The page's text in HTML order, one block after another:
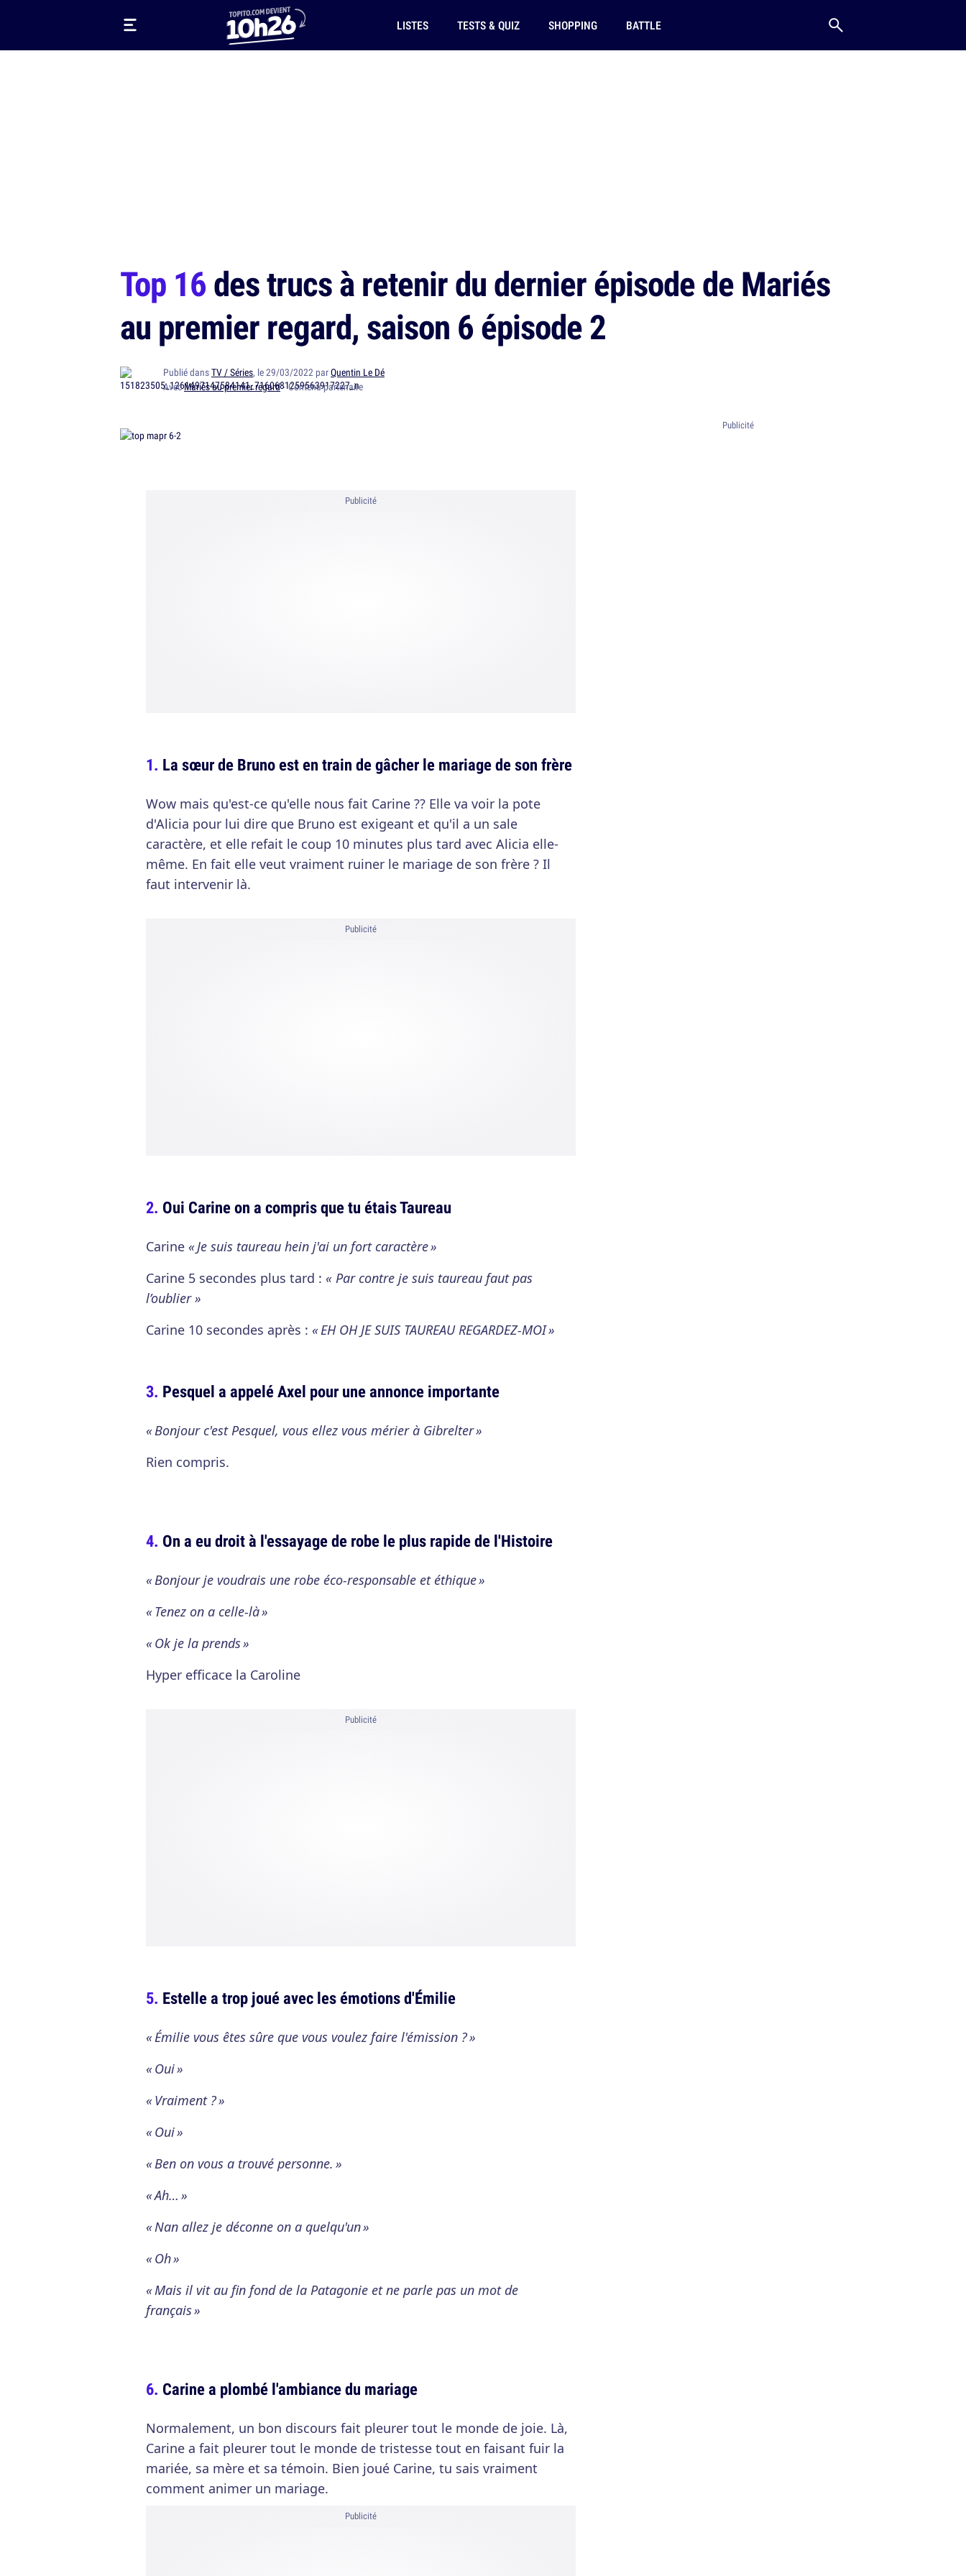
LISTES TESTS & QUIZ SHOPPING BATTLE
Top 16des trucs à retenir du dernier épisode de Mariés
au premier regard, saison 6 épisode 2
Publié dansTV / Séries, le 29/03/2022 parQuentin Le Dé
AvecMariés au premier regard· Contenu partenaire
Publicité
La sœur de Bruno est en train de gâcher le mariage de son frère
Wow mais qu'est-ce qu'elle nous fait Carine ?? Elle va voir la pote
d'Alicia pour lui dire que Bruno est exigeant et qu'il a un sale
caractère, et elle refait le coup 10 minutes plus tard avec Alicia elle-
même. En fait elle veut vraiment ruiner le mariage de son frère ? Il
faut intervenir là.
Publicité
Oui Carine on a compris que tu étais Taureau
Carine « Je suis taureau hein j'ai un fort caractère »
Carine 5 secondes plus tard : « Par contre je suis taureau faut pas
l’oublier »
Carine 10 secondes après : « EH OH JE SUIS TAUREAU REGARDEZ-MOI »
Pesquel a appelé Axel pour une annonce importante
« Bonjour c'est Pesquel, vous ellez vous mérier à Gibrelter »
Rien compris.
On a eu droit à l'essayage de robe le plus rapide de l'Histoire
« Bonjour je voudrais une robe éco-responsable et éthique »
« Tenez on a celle-là »
« Ok je la prends »
Hyper efficace la Caroline
Publicité
Estelle a trop joué avec les émotions d'Émilie
« Émilie vous êtes sûre que vous voulez faire l'émission ? »
« Oui »
« Vraiment ? »
« Oui »
« Ben on vous a trouvé personne. »
« Ah… »
« Nan allez je déconne on a quelqu'un »
« Oh »
« Mais il vit au fin fond de la Patagonie et ne parle pas un mot de
français »
Carine a plombé l'ambiance du mariage
Normalement, un bon discours fait pleurer tout le monde de joie. Là,
Carine a fait pleurer tout le monde de tristesse tout en faisant fuir la
mariée, sa mère et sa témoin. Bien joué Carine, tu sais vraiment
comment animer un mariage.
Publicité